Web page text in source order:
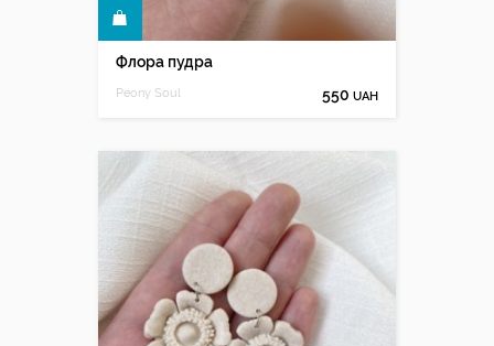
Флора пудра
Peony Soul 550 UAH